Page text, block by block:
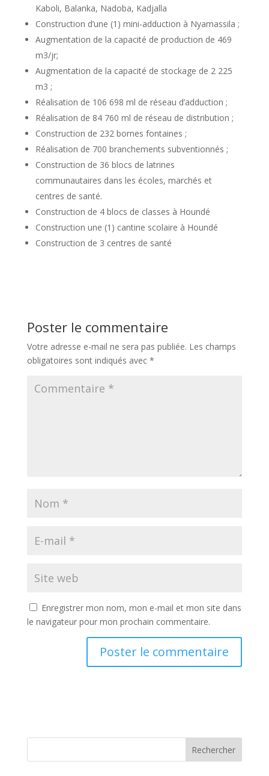
Kaboli, Balanka, Nadoba, Kadjalla
Construction d’une (1) mini-adduction à Nyamassila ;
Augmentation de la capacité de production de 469
m3/jr;
Augmentation de la capacité de stockage de 2 225
m3 ;
Réalisation de 106 698 ml de réseau d’adduction ;
Réalisation de 84 760 ml de réseau de distribution ;
Construction de 232 bornes fontaines ;
Réalisation de 700 branchements subventionnés ;
Construction de 36 blocs de latrines
communautaires dans les écoles, marchés et
centres de santé.
Construction de 4 blocs de classes à Houndé
Construction une (1) cantine scolaire à Houndé
Construction de 3 centres de santé
Poster le commentaire
Votre adresse e-mail ne sera pas publiée. Les champs
obligatoires sont indiqués avec *
Enregistrer mon nom, mon e-mail et mon site dans
le navigateur pour mon prochain commentaire.
Rechercher